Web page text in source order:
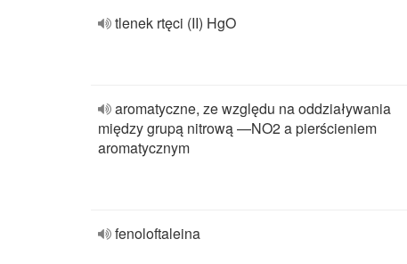
tlenek rtęci (II) HgO
aromatyczne, ze względu na oddziaływania
między grupą nitrową —NO2 a pierścieniem
aromatycznym
fenoloftaleina